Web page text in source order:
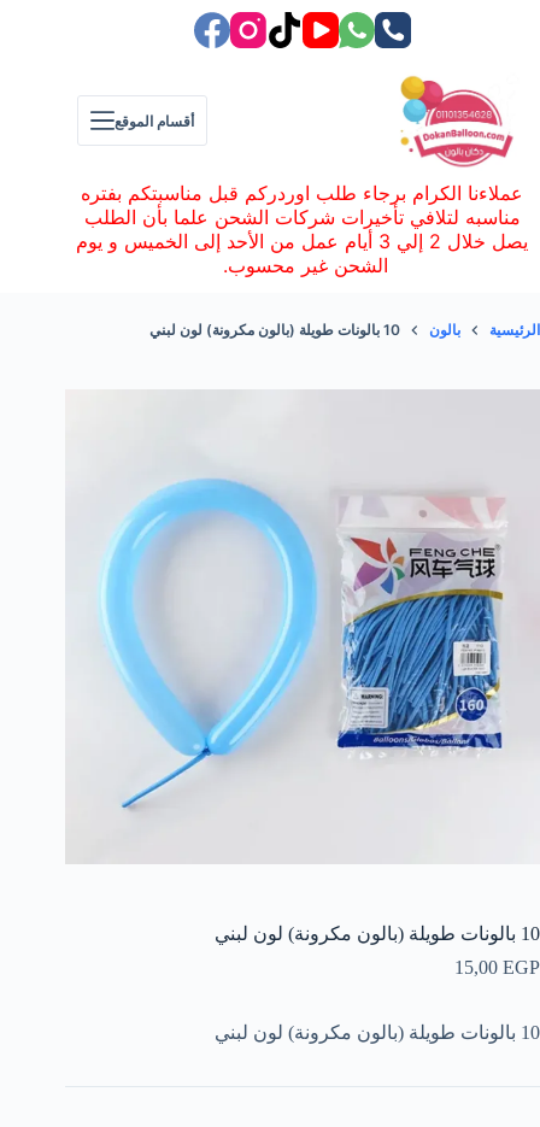
أقسام الموقع
عملاءنا الكرام برجاء طلب اوردركم قبل مناسبتكم بفتره
مناسبه لتلافي تأخيرات شركات الشحن علما بأن الطلب
يصل خلال 2 إلي 3 أيام عمل من الأحد إلى الخميس و يوم
الشحن غير محسوب.
الرئيسية بالون 10 بالونات طويلة (بالون مكرونة) لون لبني
10 بالونات طويلة (بالون مكرونة) لون لبني
15,00 EGP
10 بالونات طويلة (بالون مكرونة) لون لبني